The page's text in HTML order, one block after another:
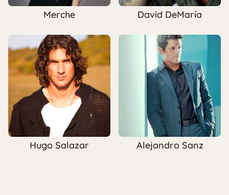
Merche David DeMaría
Hugo Salazar Alejandro Sanz